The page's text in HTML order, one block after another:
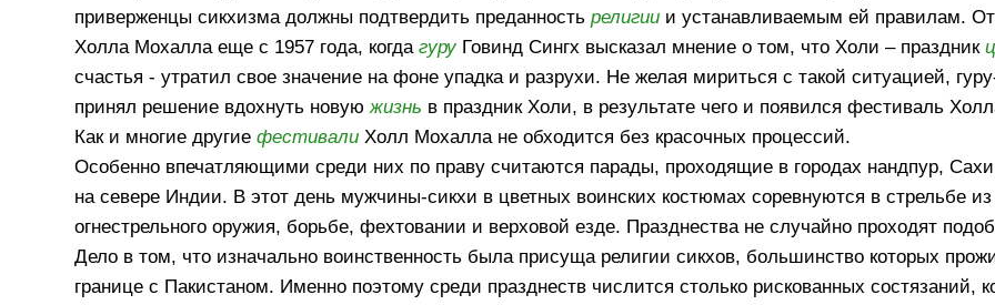
приверженцы сикхизма должны подтвердить преданностьрелигии и устанавливаемым ей правилам.
Холла Мохалла еще с 1957 года, когдагуруГовинд Сингх высказал мнение о том, что Холи – праздник
счастья - утратил свое значение на фоне упадка и разрухи. Не желая мириться с такой ситуацией,
принял решение вдохнуть новуюжизнь в праздник Холи, в результате чего и появился фестиваль
Как и многие другиефестивали Холл Мохалла не обходится без красочных процессий.
Особенно впечатляющими среди них по праву считаются парады, проходящие в городах нандпур,
на севере Индии. В этот день мужчины-сикхи в цветных воинских костюмах соревнуются в стрельбе
огнестрельного оружия, борьбе, фехтовании и верховой езде. Празднества не случайно проходят
Дело в том, что изначально воинственность была присуща религии сикхов, большинство которых
границе с Пакистаном. Именно поэтому среди празднеств числится столько рискованных состязаний,